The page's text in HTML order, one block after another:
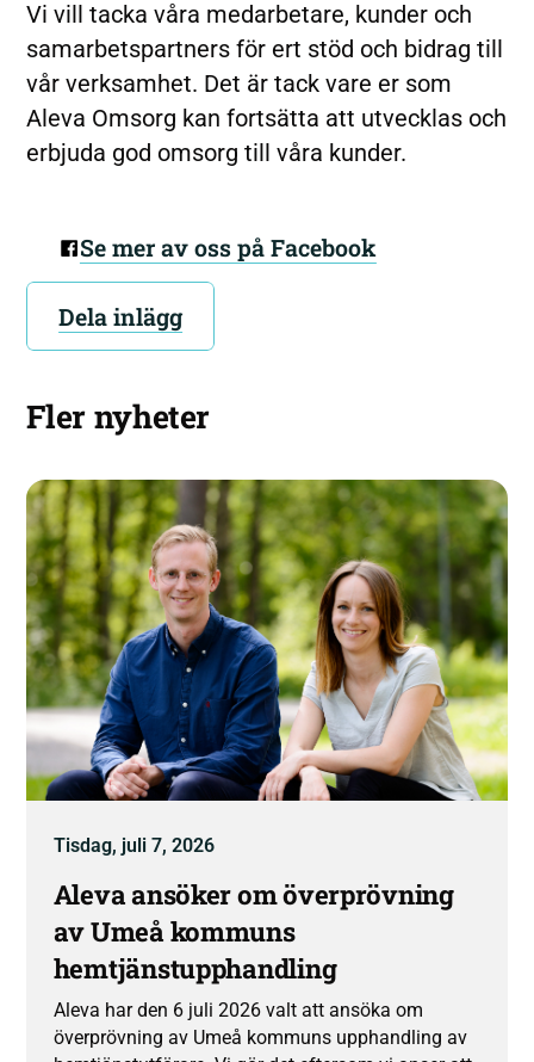
Fler nyheter
Vi vill tacka våra medarbetare, kunder och
samarbetspartners för ert stöd och bidrag till
vår verksamhet. Det är tack vare er som
Aleva Omsorg kan fortsätta att utvecklas och
erbjuda god omsorg till våra kunder.
Se mer av oss på Facebook
Dela inlägg
Tisdag, juli 7, 2026
Aleva ansöker om överprövning
av Umeå kommuns
hemtjänstupphandling
Aleva har den 6 juli 2026 valt att ansöka om
överprövning av Umeå kommuns upphandling av